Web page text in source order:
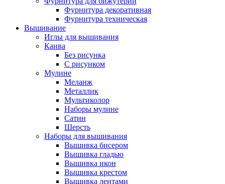
Фурнитура декоративная
Фурнитура техническая
Вышивание
Иглы для вышивания
Канва
Без рисунка
С рисунком
Мулине
Меланж
Металлик
Мультиколор
Наборы мулине
Сатин
Шерсть
Наборы для вышивания
Вышивка бисером
Вышивка гладью
Вышивка икон
Вышивка крестом
Вышивка лентами